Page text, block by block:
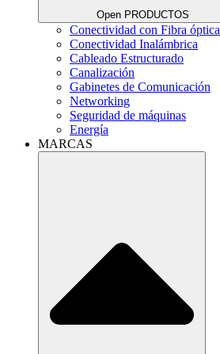
Open PRODUCTOS
Conectividad con Fibra óptica
Conectividad Inalámbrica
Cableado Estructurado
Canalización
Gabinetes de Comunicación
Networking
Seguridad de máquinas
Energía
MARCAS